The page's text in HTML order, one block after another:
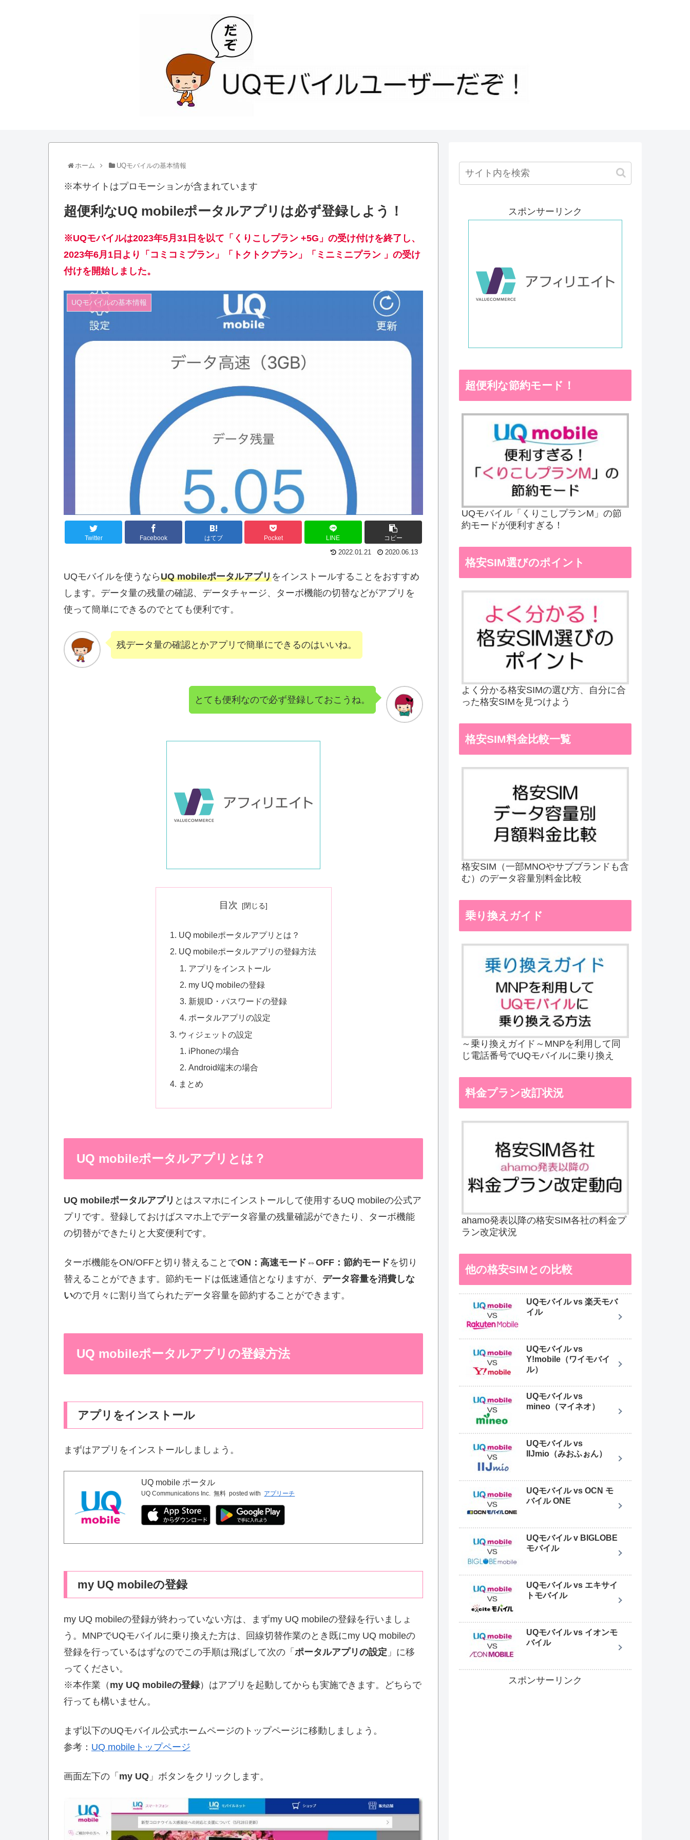
ホーム UQモバイルの基本情報
※本サイトはプロモーションが含まれています
超便利なUQ mobileポータルアプリは必ず登録しよう！
※UQモバイルは2023年5月31日を以て「くりこしプラン +5G」の受け付けを終了し、
2023年6月1日より「コミコミプラン」「トクトクプラン」「ミニミニプラン 」の受け
付けを開始しました。
UQモバイルの基本情報
Twitter Facebook はてブ Pocket LINE コピー
2022.01.21 2020.06.13
UQモバイルを使うならUQ mobileポータルアプリをインストールすることをおすすめ
します。データ量の残量の確認、データチャージ、ターボ機能の切替などがアプリを
使って簡単にできるのでとても便利です。
残データ量の確認とかアプリで簡単にできるのはいいね。
とても便利なので必ず登録しておこうね。
目次
UQ mobileポータルアプリとは？
UQ mobileポータルアプリの登録方法
アプリをインストール
my UQ mobileの登録
新規ID・パスワードの登録
ポータルアプリの設定
ウィジェットの設定
iPhoneの場合
Android端末の場合
まとめ
UQ mobileポータルアプリとは？
UQ mobileポータルアプリ とはスマホにインストールして使用するUQ mobileの公式ア
プリです。登録しておけばスマホ上でデータ容量の残量確認ができたり、ターボ機能
の切替ができたりと大変便利です。
ターボ機能をON/OFFと切り替えることでON：高速モード ⇔OFF：節約モードを切り
替えることができます。節約モードは低速通信となりますが、 データ容量を消費しな
いので月々に割り当てられたデータ容量を節約することができます。
UQ mobileポータルアプリの登録方法
アプリをインストール
まずはアプリをインストールしましょう。
UQ mobile ポータル
UQ Communications Inc. 無料 posted with アプリーチ
my UQ mobileの登録
my UQ mobileの登録が終わっていない方は、まずmy UQ mobileの登録を行いましょ
う。MNPでUQモバイルに乗り換えた方は、回線切替作業のとき既にmy UQ mobileの
登録を行っているはずなのでこの手順は飛ばして次の「 ポータルアプリの設定 」に移
ってください。
※本作業（ my UQ mobileの登録）はアプリを起動してからも実施できます。どちらで
行っても構いません。
まず以下のUQモバイル公式ホームページのトップページに移動しましょう。
参考： UQ mobileトップページ
画面左下の「 my UQ 」ボタンをクリックします。
スポンサーリンク
超便利な節約モード！
UQモバイル「くりこしプランM」の節
約モードが便利すぎる！
格安SIM選びのポイント
よく分かる格安SIMの選び方、自分に合
った格安SIMを見つけよう
格安SIM料金比較一覧
格安SIM（一部MNOやサブブランドも含
む）のデータ容量別料金比較
乗り換えガイド
～乗り換えガイド～MNPを利用して同
じ電話番号でUQモバイルに乗り換え
料金プラン改訂状況
ahamo発表以降の格安SIM各社の料金プ
ラン改定状況
他の格安SIMとの比較
UQモバイル vs 楽天モバ
イル
UQモバイル vs
Y!mobile（ワイモバイ
ル）
UQモバイル vs
mineo（マイネオ）
UQモバイル vs
IIJmio（みおふぉん）
UQモバイル vs OCN モ
バイル ONE
UQモバイル v BIGLOBE
モバイル
UQモバイル vs エキサイ
トモバイル
UQモバイル vs イオンモ
バイル
スポンサーリンク